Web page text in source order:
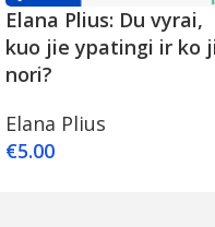
Elana Plius: Du vyrai,
kuo jie ypatingi ir ko
nori?
Elana Plius
€5.00